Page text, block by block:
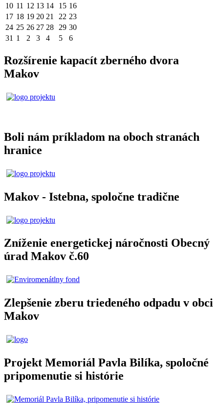
10 11 12 13 14 15 16
17 18 19 20 21 22 23
24 25 26 27 28 29 30
31 1 2 3 4 5 6
Rozšírenie kapacít zberného dvora
Makov
Boli nám príkladom na oboch stranách
hranice
Makov - Istebna, spoločne tradične
Zníženie energetickej náročnosti Obecný
úrad Makov č.60
Zlepšenie zberu triedeného odpadu v obci
Makov
Projekt Memoriál Pavla Bilíka, spoločné
pripomenutie si histórie